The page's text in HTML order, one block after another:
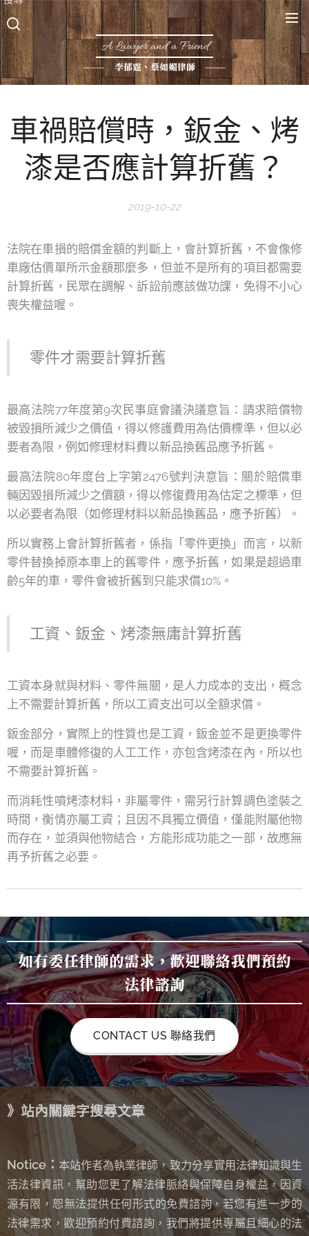
A Lawyer and a Friend
李郁霆、蔡如媚律師
車禍賠償時，鈑金、烤
漆是否應計算折舊？
2019-10-22
法院在車損的賠償金額的判斷上，會計算折舊，不會像修
車廠估價單所示金額那麼多，但並不是所有的項目都需要
計算折舊，民眾在調解、訴訟前應該做功課，免得不小心
喪失權益喔。
零件才需要計算折舊
最高法院77年度第9次民事庭會議決議意旨：請求賠償物
被毀損所減少之價值，得以修護費用為估價標準，但以必
要者為限，例如修理材料費以新品換舊品應予折舊。
最高法院80年度台上字第2476號判決意旨：關於賠償車
輛因毀損所減少之價額，得以修復費用為估定之標準，但
以必要者為限（如修理材料以新品換舊品，應予折舊）。
所以實務上會計算折舊者，係指「零件更換」而言，以新
零件替換掉原本車上的舊零件，應予折舊，如果是超過車
齡5年的車，零件會被折舊到只能求償10%。
工資、鈑金、烤漆無庸計算折舊
工資本身就與材料、零件無關，是人力成本的支出，概念
上不需要計算折舊，所以工資支出可以全額求償。
鈑金部分，實際上的性質也是工資，鈑金並不是更換零件
喔，而是車體修復的人工工作，亦包含烤漆在內，所以也
不需要計算折舊。
而消耗性噴烤漆材料，非屬零件，需另行計算調色塗裝之
時間，衡情亦屬工資；且因不具獨立價值，僅能附屬他物
而存在，並須與他物結合，方能形成功能之一部，故應無
再予折舊之必要。
如有委任律師的需求，歡迎聯絡我們預約
法律諮詢
CONTACT US 聯絡我們
》站內關鍵字搜尋文章
Notice： 本站作者為執業律師，致力分享實用法律知識與生
活法律資訊，幫助您更了解法律脈絡與保障自身權益，因資
源有限，恕無法提供任何形式的免費諮詢， 若您有進一步的
法律需求，歡迎預約付費諮詢，我們將提供專屬且細心的法